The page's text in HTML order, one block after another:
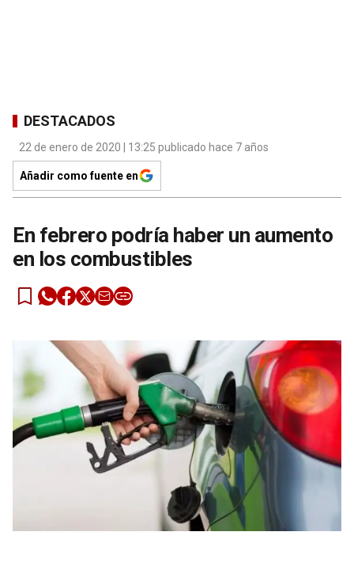
DESTACADOS
22 de enero de 2020 | 13:25 publicado hace 7 años
Añadir como fuente en
En febrero podría haber un aumento
en los combustibles